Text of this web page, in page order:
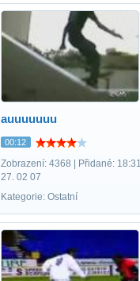
auuuuuuu
00:12
Zobrazení: 4368 | Přidané: 18:31,
27. 02 07
Kategorie: Ostatní